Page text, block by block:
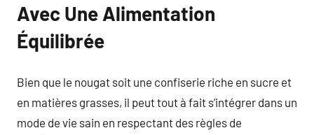
Avec Une Alimentation
Équilibrée
Bien que le nougat soit une confiserie riche en sucre et
en matières grasses, il peut tout à fait s’intégrer dans un
mode de vie sain en respectant des règles de